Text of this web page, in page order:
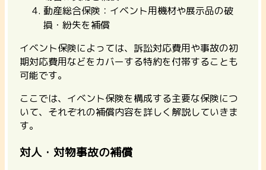
動産総合保険：イベント用機材や展示品の破
損・紛失を補償
イベント保険によっては、訴訟対応費用や事故の初
期対応費用などをカバーする特約を付帯することも
可能です。
ここでは、イベント保険を構成する主要な保険につ
いて、それぞれの補償内容を詳しく解説していきま
す。
対人・対物事故の補償